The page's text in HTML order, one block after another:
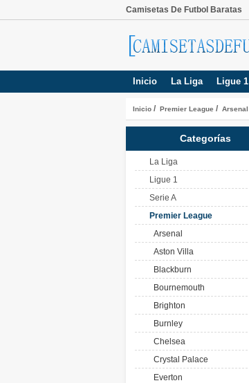
Camisetas De Futbol Baratas
Inicio La Liga Ligue 1
Inicio / Premier League / Arsenal
Categorías
La Liga
Ligue 1
Serie A
Premier League
Arsenal
Aston Villa
Blackburn
Bournemouth
Brighton
Burnley
Chelsea
Crystal Palace
Everton